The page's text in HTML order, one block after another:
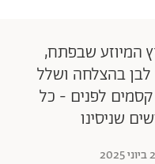
המיוזע שבפתח,
בהצלחה ושלל
לפנים - כל
שניסינו